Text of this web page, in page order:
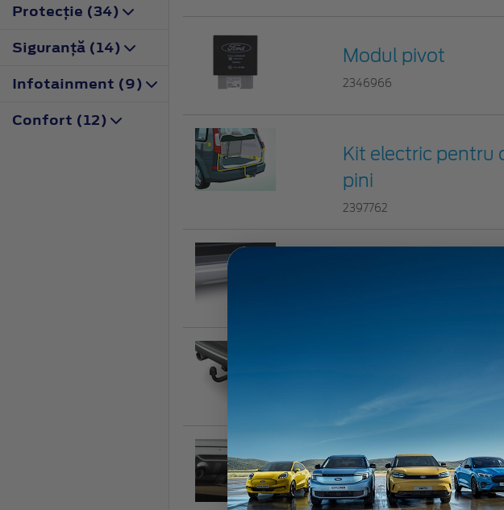
Protecţie (34)
Siguranţă (14)
Infotainment (9)
Confort (12)
Modul pivot
2346966
Kit electric pentru
pini
2397762
Cârlig de
2433511